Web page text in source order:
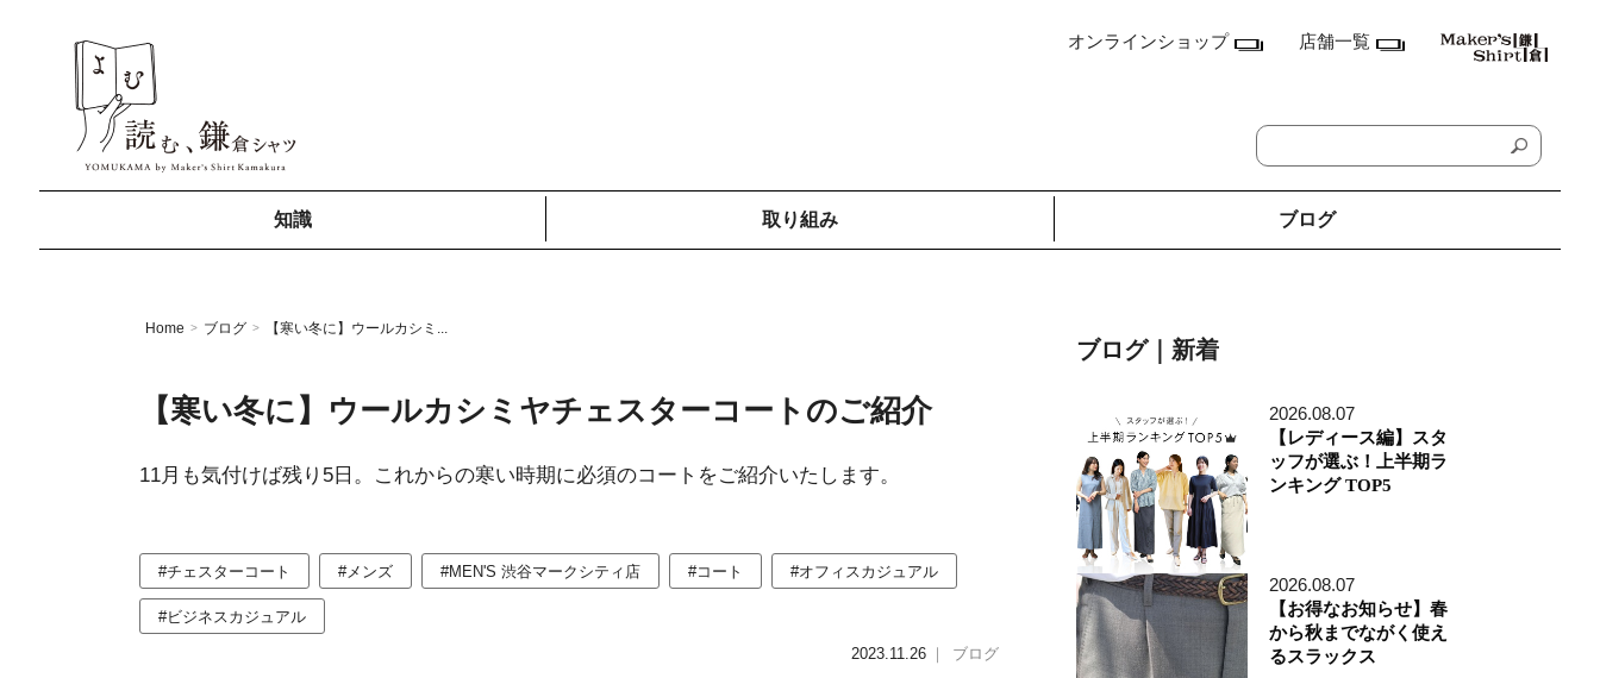
オンラインショップ 店舗一覧
知識 取り組み ブログ
横浜店
ラゾーナ川崎プラザ店
東京都
丸の内丸ビル店
MEN'S アキバ・トリム店
MEN'S 東京ミッドタウン八重洲店
銀座店
アトレ品川店
MEN'S 新宿店
自由が丘MAST店
二子玉川店
MEN'S 渋谷マークシティ店
アトレ恵比寿店
Home > ブログ > 【寒い冬に】ウールカシミ...
【寒い冬に】ウールカシミヤチェスターコートのご紹介
11月も気付けば残り5日。これからの寒い時期に必須のコートをご紹介いたします。
#チェスターコート #メンズ #MEN'S 渋谷マークシティ店 #コート #オフィスカジュアル
#ビジネスカジュアル
2023.11.26 ｜ ブログ
ブログ｜新着
2026.08.07
【レディース編】スタ
ッフが選ぶ！上半期ラ
ンキング TOP5
2026.08.07
【お得なお知らせ】春
から秋までながく使え
るスラックス